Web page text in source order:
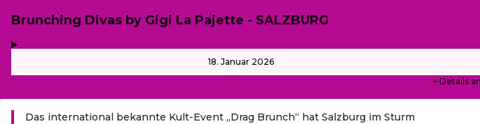
Brunching Divas by Gigi La Pajette - SALZBURG
18. Januar 2026
Details
Das international bekannte Kult-Event „Drag Brunch“ hat Salzburg im Sturm